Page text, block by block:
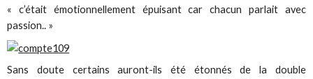
« c’était émotionnellement épuisant car chacun parlait avec
passion.. »
Sans doute certains auront-ils été étonnés de la double